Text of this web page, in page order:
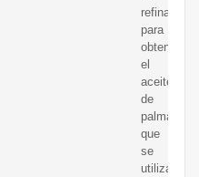
para
obtener
el
aceite
de
palma
que
se
utiliza